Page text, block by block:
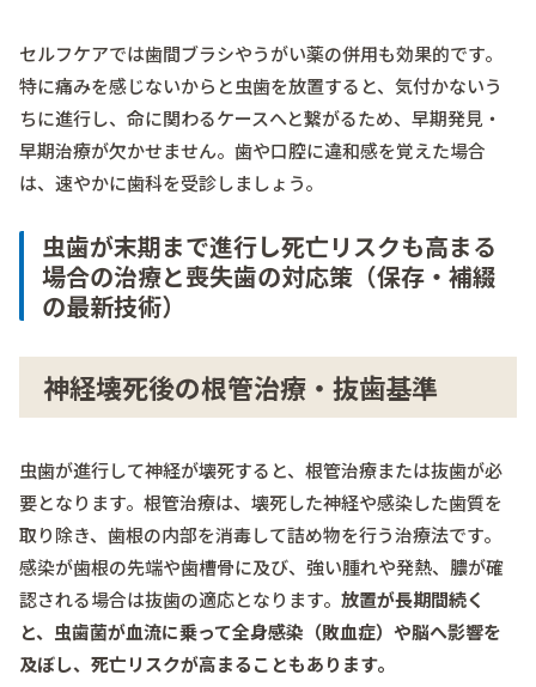
セルフケアでは歯間ブラシやうがい薬の併用も効果的です。
特に痛みを感じないからと虫歯を放置すると、気付かないう
ちに進行し、命に関わるケースへと繋がるため、早期発見・
早期治療が欠かせません。歯や口腔に違和感を覚えた場合
は、速やかに歯科を受診しましょう。
虫歯が末期まで進行し死亡リスクも高まる
場合の治療と喪失歯の対応策（保存・補綴
の最新技術）
神経壊死後の根管治療・抜歯基準
虫歯が進行して神経が壊死すると、根管治療または抜歯が必
要となります。根管治療は、壊死した神経や感染した歯質を
取り除き、歯根の内部を消毒して詰め物を行う治療法です。
感染が歯根の先端や歯槽骨に及び、強い腫れや発熱、膿が確
認される場合は抜歯の適応となります。 放置が長期間続く
と、虫歯菌が血流に乗って全身感染（敗血症）や脳へ影響を
及ぼし、死亡リスクが高まることもあります。